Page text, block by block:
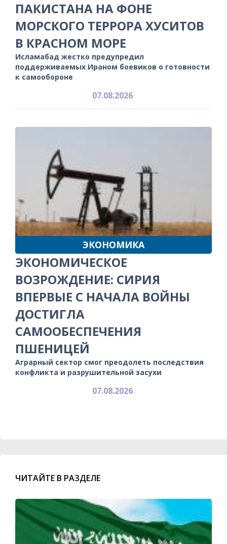
ПАКИСТАНА НА ФОНЕ
МОРСКОГО ТЕРРОРА ХУСИТОВ
В КРАСНОМ МОРЕ
Исламабад жестко предупредил
поддерживаемых Ираном боевиков о готовности
к самообороне
07.08.2026
ЭКОНОМИКА
ЭКОНОМИЧЕСКОЕ
ВОЗРОЖДЕНИЕ: СИРИЯ
ВПЕРВЫЕ С НАЧАЛА ВОЙНЫ
ДОСТИГЛА
САМООБЕСПЕЧЕНИЯ
ПШЕНИЦЕЙ
Аграрный сектор смог преодолеть последствия
конфликта и разрушительной засухи
07.08.2026
ЧИТАЙТЕ В РАЗДЕЛЕ